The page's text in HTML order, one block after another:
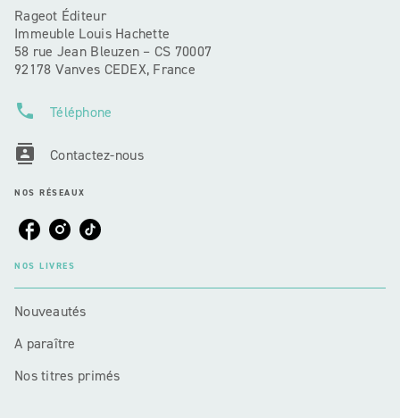
Rageot Éditeur
Immeuble Louis Hachette
58 rue Jean Bleuzen – CS 70007
92178 Vanves CEDEX, France
phone Téléphone
contacts Contactez-nous
NOS RÉSEAUX
NOS LIVRES
Nouveautés
A paraître
Nos titres primés